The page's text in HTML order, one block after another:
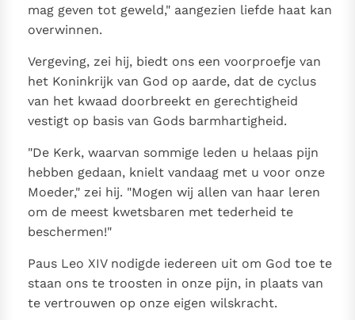
mag geven tot geweld," aangezien liefde haat kan
overwinnen.
Vergeving, zei hij, biedt ons een voorproefje van
het Koninkrijk van God op aarde, dat de cyclus
van het kwaad doorbreekt en gerechtigheid
vestigt op basis van Gods barmhartigheid.
"De Kerk, waarvan sommige leden u helaas pijn
hebben gedaan, knielt vandaag met u voor onze
Moeder," zei hij. "Mogen wij allen van haar leren
om de meest kwetsbaren met tederheid te
beschermen!"
Paus Leo XIV nodigde iedereen uit om God toe te
staan ons te troosten in onze pijn, in plaats van
te vertrouwen op onze eigen wilskracht.